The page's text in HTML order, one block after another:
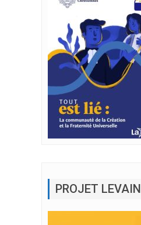
PROJET LEVAIN